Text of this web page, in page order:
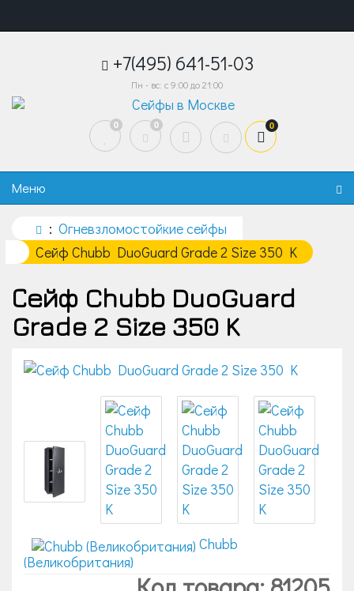
+7(495) 641-51-03
Пн - вс: с 9:00 до 21:00
0 0 0
Меню
Огневзломостойкие сейфы
Сейф Chubb DuoGuard Grade 2 Size 350 K
Сейф Chubb DuoGuard
Grade 2 Size 350 K
Chubb
(Великобритания)